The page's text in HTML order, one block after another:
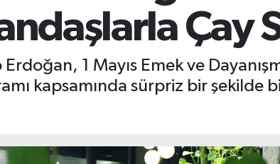
Çay
1 Mayıs Emek ve
kapsamında sürpriz bir şekilde